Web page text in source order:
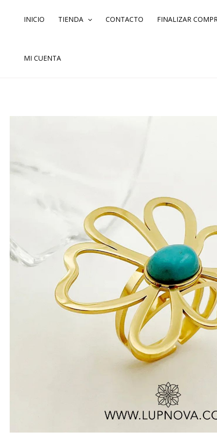
INICIO TIENDA CONTACTO FINALIZAR
MI CUENTA